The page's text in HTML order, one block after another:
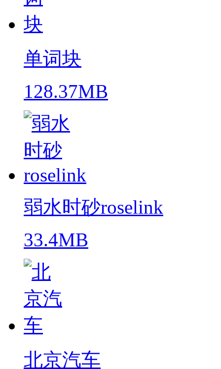
单词块
128.37MB
弱水时砂roselink
33.4MB
北京汽车